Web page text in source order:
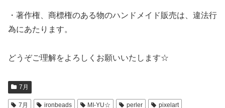
・著作権、商標権のある物のハンドメイド販売は、違法行
為にあたります。
どうぞご理解をよろしくお願いいたします☆
7月
7月 ironbeads MI-YU☆ perler
pixelart